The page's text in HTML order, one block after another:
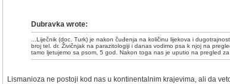
Dubravka wrote:
...Liječnik (doc. Turk) je nakon čuđenja na količinu lijekova i
broj tel. dr. Živičnjak na parazitologiji i danas vodimo psa k njoj na
tamo ljetujemo sa psom, 5 god. Nakon toga nas je uputio na pregled za
Lismanioza ne postoji kod nas u kontinentalnim krajevima, ali da